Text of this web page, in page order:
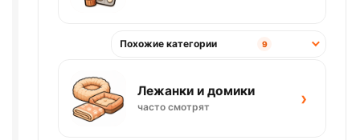
Похожие категории 9
Лежанки и домики
часто смотрят ›